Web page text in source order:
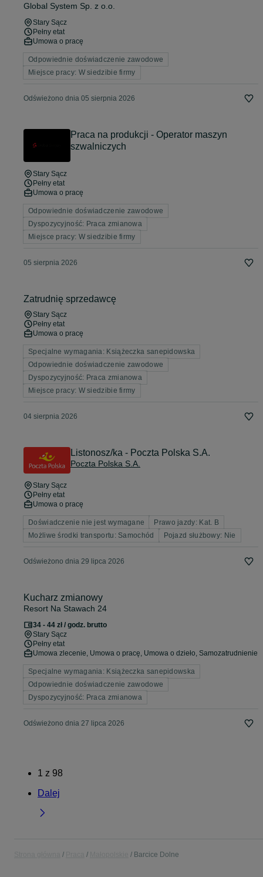
Global System Sp. z o.o.
Stary Sącz
Pełny etat
Umowa o pracę
Odpowiednie doświadczenie zawodowe
Miejsce pracy: W siedzibie firmy
Odświeżono dnia 05 sierpnia 2026
Praca na produkcji - Operator maszyn
szwalniczych
Stary Sącz
Pełny etat
Umowa o pracę
Odpowiednie doświadczenie zawodowe
Dyspozycyjność: Praca zmianowa
Miejsce pracy: W siedzibie firmy
05 sierpnia 2026
Zatrudnię sprzedawcę
Stary Sącz
Pełny etat
Umowa o pracę
Specjalne wymagania: Książeczka sanepidowska
Odpowiednie doświadczenie zawodowe
Dyspozycyjność: Praca zmianowa
Miejsce pracy: W siedzibie firmy
04 sierpnia 2026
Listonosz/ka - Poczta Polska S.A.
Poczta Polska S.A.
Stary Sącz
Pełny etat
Umowa o pracę
Doświadczenie nie jest wymagane
Prawo jazdy: Kat. B
Możliwe środki transportu: Samochód
Pojazd służbowy: Nie
Odświeżono dnia 29 lipca 2026
Kucharz zmianowy
Resort Na Stawach 24
34 - 44 zł / godz. brutto
Stary Sącz
Pełny etat
Umowa zlecenie, Umowa o pracę, Umowa o dzieło, Samozatrudnienie
Specjalne wymagania: Książeczka sanepidowska
Odpowiednie doświadczenie zawodowe
Dyspozycyjność: Praca zmianowa
Odświeżono dnia 27 lipca 2026
1 z 98
Dalej
Barcice Dolne